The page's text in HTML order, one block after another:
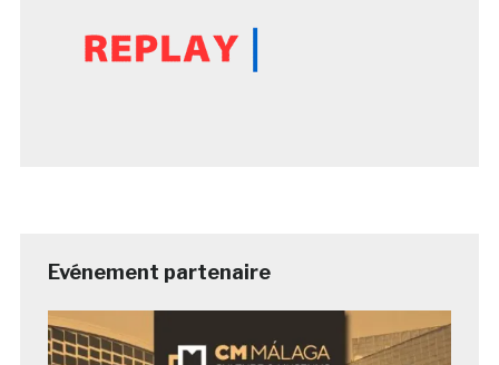
Evénement partenaire